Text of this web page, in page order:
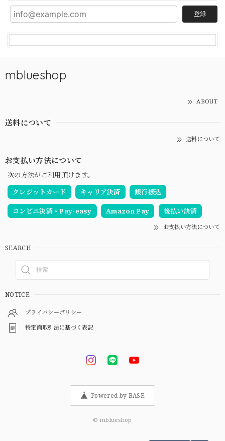
登録
mblueshop
ABOUT
送料について
送料について
お支払い方法について
次の方法がご利用頂けます。
クレジットカード
キャリア決済 銀行振込
コンビニ決済・Pay-easy Amazon Pay 後払い決済
お支払い方法について
SEARCH
NOTICE
プライバシーポリシー
特定商取引法に基づく表記
Powered by BASE
© mblueshop